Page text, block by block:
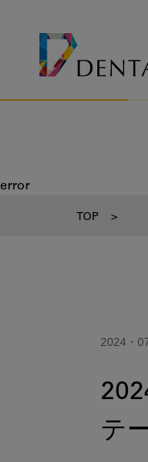
error
TOP >
2024・
テ